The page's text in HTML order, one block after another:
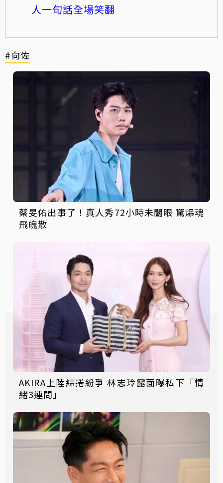
人一句話全場笑翻
#向佐
蔡旻佑出事了！真人秀72小時未闔眼 驚爆魂
飛魄散
AKIRA上陸綜捲紛爭 林志玲露面曝私下「情
緒3連問」